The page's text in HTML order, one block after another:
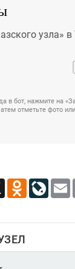
узла» в
в бот, нажмите на
отметьте фото
X